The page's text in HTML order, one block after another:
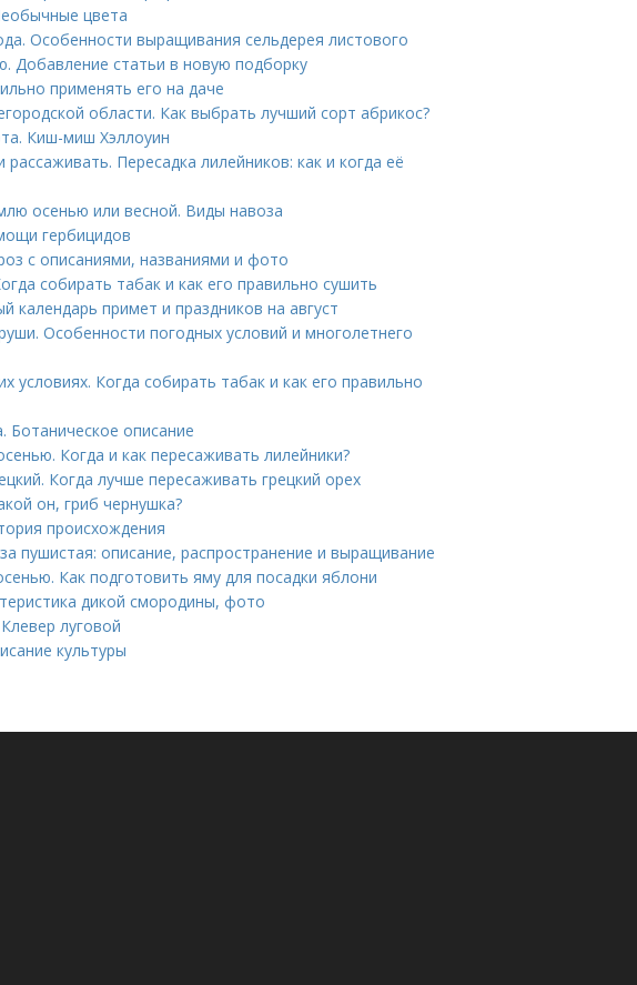
цвета
Особенности выращивания сельдерея листового
Добавление статьи в новую подборку
применять его на даче
области. Как выбрать лучший сорт абрикос?
Киш-миш Хэллоуин
Пересадка лилейников: как и когда её
осенью или весной. Виды навоза
гербицидов
с описаниями, названиями и фото
собирать табак и как его правильно сушить
календарь примет и праздников на август
Особенности погодных условий и многолетнего
условиях. Когда собирать табак и как его правильно
Ботаническое описание
Когда и как пересаживать лилейники?
Когда лучше пересаживать грецкий орех
он, гриб чернушка?
происхождения
пушистая: описание, распространение и выращивание
Как подготовить яму для посадки яблони
дикой смородины, фото
луговой
культуры